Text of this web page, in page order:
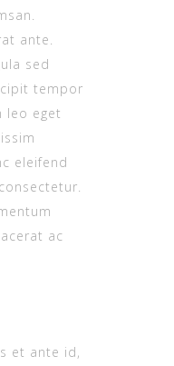
ante.
sed
tempor
leo eget
eleifend
ac
et ante id,